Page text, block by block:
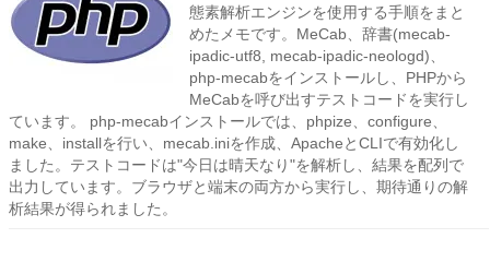
態素解析エンジンを使用する手順をまと
めたメモです。MeCab、辞書(mecab-
ipadic-utf8, mecab-ipadic-neologd)、
php-mecabをインストールし、PHPから
MeCabを呼び出すテストコードを実行し
ています。 php-mecabインストールでは、phpize、configure、
make、installを行い、mecab.iniを作成、ApacheとCLIで有効化し
ました。テストコードは"今日は晴天なり"を解析し、結果を配列で
出力しています。ブラウザと端末の両方から実行し、期待通りの解
析結果が得られました。